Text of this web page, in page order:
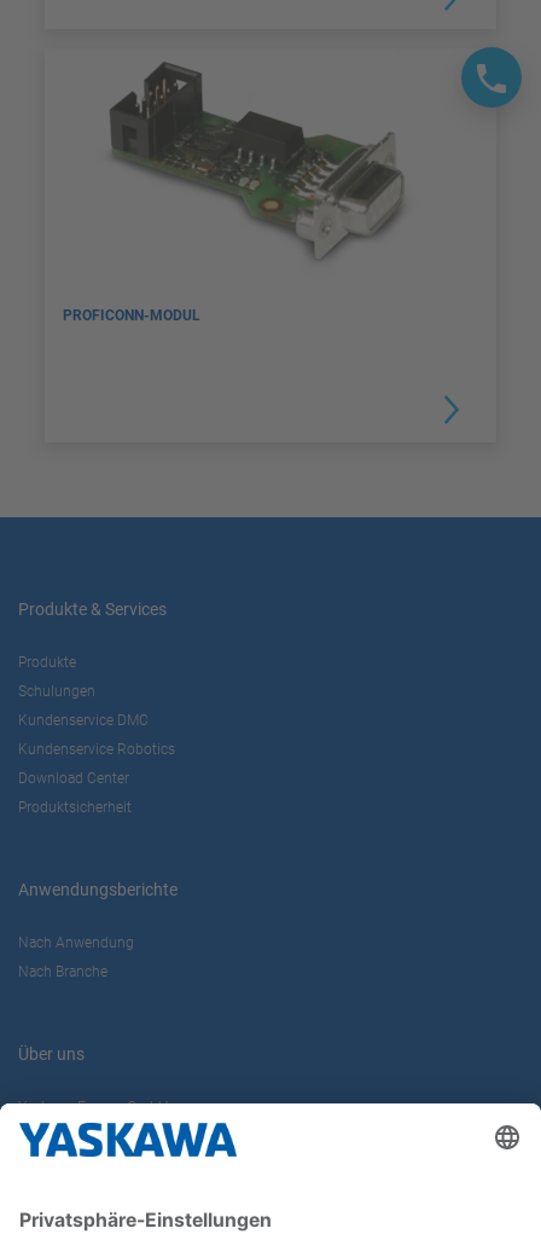
PROFICONN-MODUL
Produkte & Services
Produkte
Schulungen
Kundenservice DMC
Kundenservice Robotics
Download Center
Produktsicherheit
Anwendungsberichte
Nach Anwendung
Nach Branche
Über uns
Yaskawa Europe GmbH
Karriere
Newsletter